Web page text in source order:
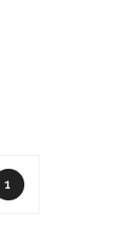
1